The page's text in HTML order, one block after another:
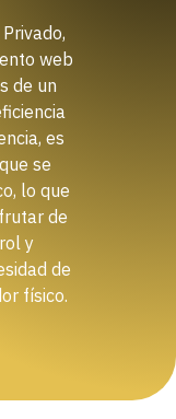
web
de un
es
se
lo que
de
y
de
físico.